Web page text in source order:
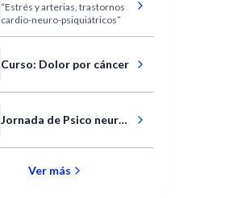
“Estrés y arterias, trastornos
cardio-neuro-psiquiátricos”
Curso: Dolor por cáncer
Jornada de Psico neuro
Ver más